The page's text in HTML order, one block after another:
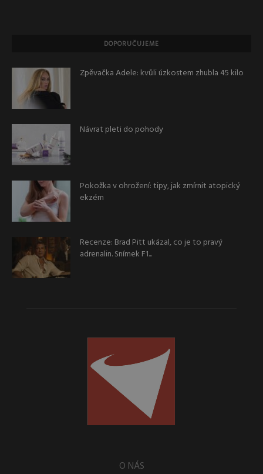
DOPORUČUJEME
Zpěvačka Adele: kvůli úzkostem zhubla 45 kilo
Návrat pleti do pohody
Pokožka v ohrožení: tipy, jak zmírnit atopický
ekzém
Recenze: Brad Pitt ukázal, co je to pravý
adrenalin. Snímek F1...
O NÁS